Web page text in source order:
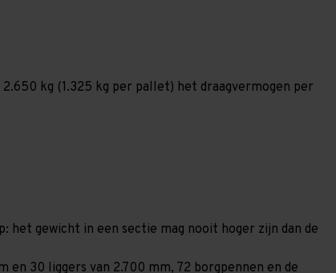
kg (1.325 kg per pallet) het draagvermogen per
het gewicht in een sectie mag nooit hoger zijn dan de
en 30 liggers van 2.700 mm, 72 borgpennen en de